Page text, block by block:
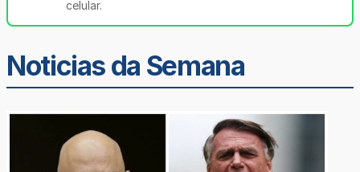
celular.
Noticias da Semana